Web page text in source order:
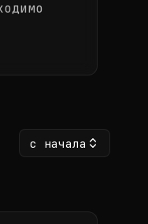
с начала